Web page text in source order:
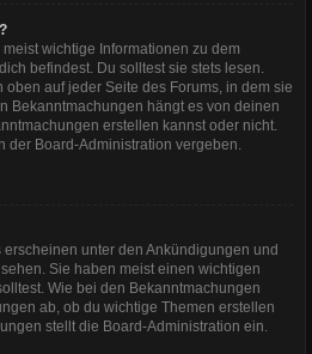
wichtige Informationen zu dem
befindest. Du solltest sie stets lesen.
auf jeder Seite des Forums, in dem sie
Bekanntmachungen hängt es von deinen
erstellen kannst oder nicht.
der Board-Administration vergeben.
unter den Ankündigungen und
Sie haben meist einen wichtigen
Wie bei den Bekanntmachungen
ab, ob du wichtige Themen erstellen
stellt die Board-Administration ein.